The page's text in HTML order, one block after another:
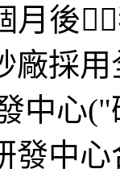
月後
廠採
中心
發中